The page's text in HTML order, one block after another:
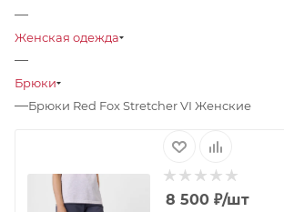
—
Женская одежда
—
Брюки
—Брюки Red Fox Stretcher VI Женские
8 500₽/шт